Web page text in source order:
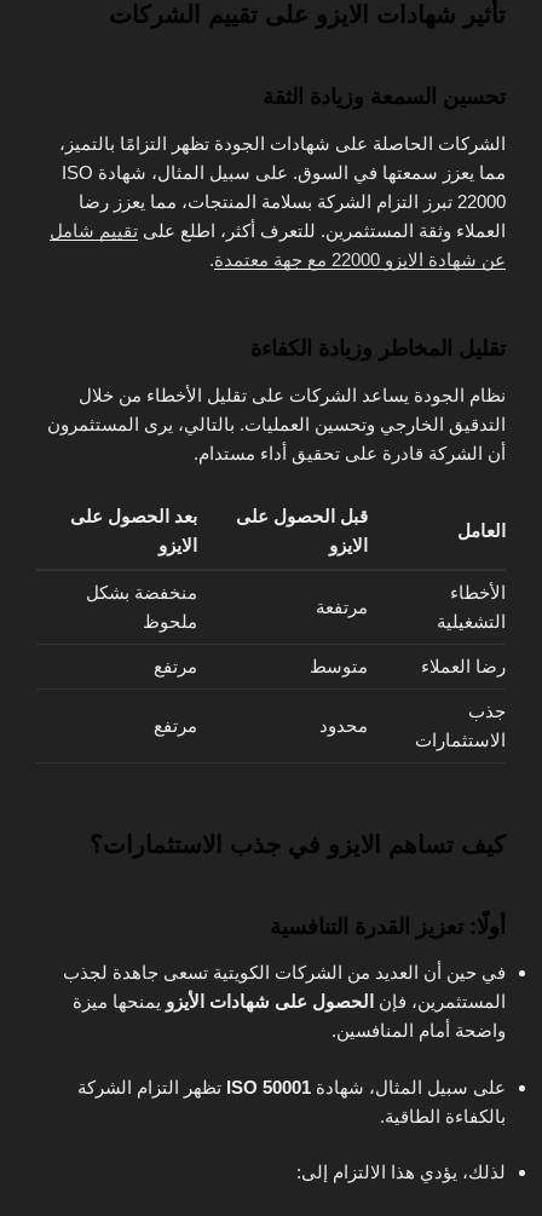
تأثير شهادات الايزو على تقييم الشركات
تحسين السمعة وزيادة الثقة
الشركات الحاصلة على شهادات الجودة تظهر التزامًا بالتميز،
مما يعزز سمعتها في السوق. على سبيل المثال، شهادة ISO
22000 تبرز التزام الشركة بسلامة المنتجات، مما يعزز رضا
العملاء وثقة المستثمرين. للتعرف أكثر، اطلع على تقييم شامل
عن شهادة الايزو 22000 مع جهة معتمدة
.
تقليل المخاطر وزيادة الكفاءة
نظام الجودة يساعد الشركات على تقليل الأخطاء من خلال
التدقيق الخارجي وتحسين العمليات. بالتالي، يرى المستثمرون
أن الشركة قادرة على تحقيق أداء مستدام.
العامل
قبل الحصول على
الايزو
بعد الحصول على
الايزو
الأخطاء
التشغيلية
مرتفعة
منخفضة بشكل
ملحوظ
رضا العملاء متوسط مرتفع
جذب
الاستثمارات
محدود مرتفع
كيف تساهم الايزو في جذب الاستثمارات؟
أولًا: تعزيز القدرة التنافسية
في حين أن العديد من الشركات الكويتية تسعى جاهدة لجذب
المستثمرين، فإن الحصول على شهادات الأيزو يمنحها ميزة
واضحة أمام المنافسين.
على سبيل المثال، شهادة ISO 50001 تظهر التزام الشركة
بالكفاءة الطاقية.
لذلك، يؤدي هذا الالتزام إلى: